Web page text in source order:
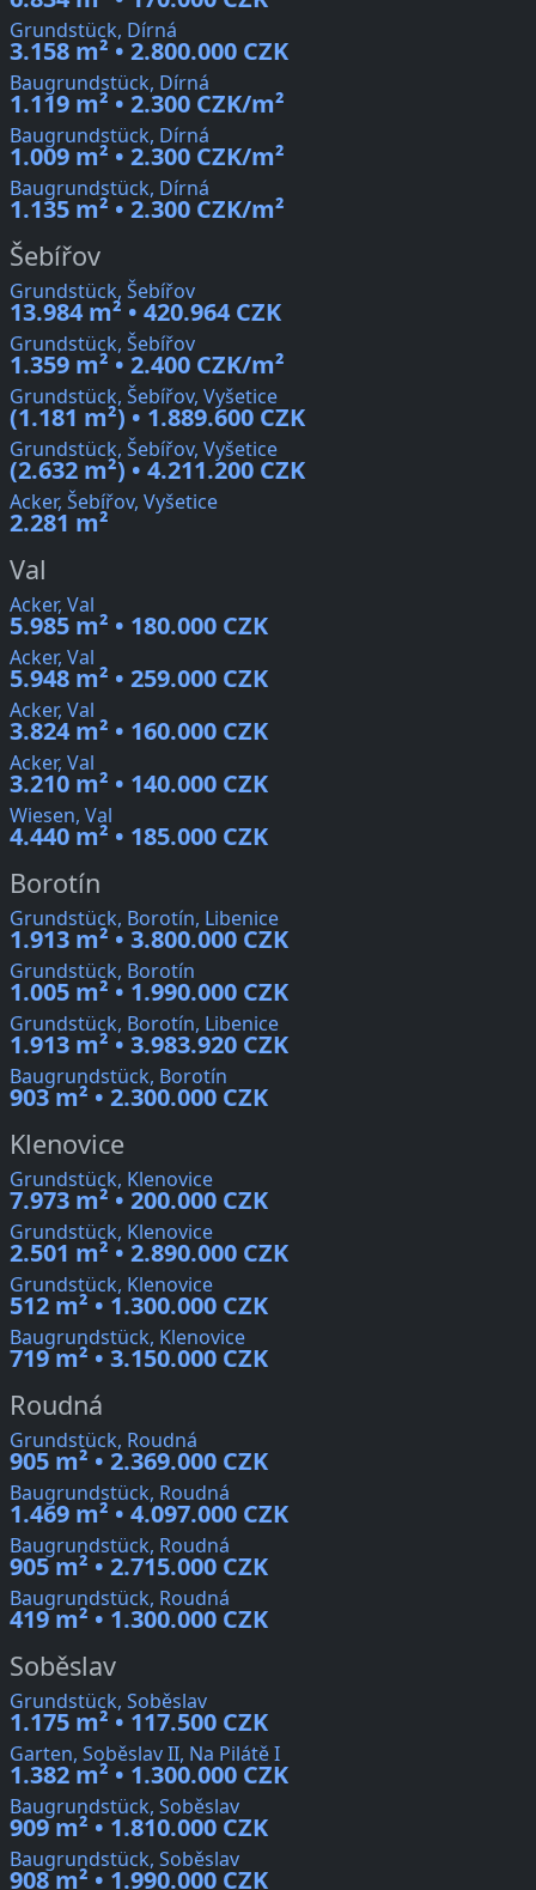
Grundstück, Dírná
3.158 m² • 2.800.000 CZK
Baugrundstück, Dírná
1.119 m² • 2.300 CZK/m²
Baugrundstück, Dírná
1.009 m² • 2.300 CZK/m²
Baugrundstück, Dírná
1.135 m² • 2.300 CZK/m²
Šebířov
Grundstück, Šebířov
13.984 m² • 420.964 CZK
Grundstück, Šebířov
1.359 m² • 2.400 CZK/m²
Grundstück, Šebířov, Vyšetice
(1.181 m²) • 1.889.600 CZK
Grundstück, Šebířov, Vyšetice
(2.632 m²) • 4.211.200 CZK
Acker, Šebířov, Vyšetice
2.281 m²
Val
Acker, Val
5.985 m² • 180.000 CZK
Acker, Val
5.948 m² • 259.000 CZK
Acker, Val
3.824 m² • 160.000 CZK
Acker, Val
3.210 m² • 140.000 CZK
Wiesen, Val
4.440 m² • 185.000 CZK
Borotín
Grundstück, Borotín, Libenice
1.913 m² • 3.800.000 CZK
Grundstück, Borotín
1.005 m² • 1.990.000 CZK
Grundstück, Borotín, Libenice
1.913 m² • 3.983.920 CZK
Baugrundstück, Borotín
903 m² • 2.300.000 CZK
Klenovice
Grundstück, Klenovice
7.973 m² • 200.000 CZK
Grundstück, Klenovice
2.501 m² • 2.890.000 CZK
Grundstück, Klenovice
512 m² • 1.300.000 CZK
Baugrundstück, Klenovice
719 m² • 3.150.000 CZK
Roudná
Grundstück, Roudná
905 m² • 2.369.000 CZK
Baugrundstück, Roudná
1.469 m² • 4.097.000 CZK
Baugrundstück, Roudná
905 m² • 2.715.000 CZK
Baugrundstück, Roudná
419 m² • 1.300.000 CZK
Soběslav
Grundstück, Soběslav
1.175 m² • 117.500 CZK
Garten, Soběslav II, Na Pilátě I
1.382 m² • 1.300.000 CZK
Baugrundstück, Soběslav
909 m² • 1.810.000 CZK
Baugrundstück, Soběslav
908 m² • 1.990.000 CZK